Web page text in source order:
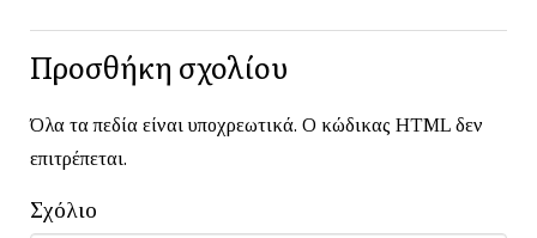
Προσθήκη σχολίου
Όλα τα πεδία είναι υποχρεωτικά. Ο κώδικας HTML δεν
επιτρέπεται.
Σχόλιο